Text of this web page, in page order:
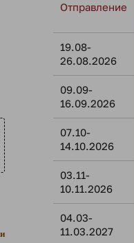
Отправление
19.08-
26.08.2026
09.09-
16.09.2026
07.10-
14.10.2026
03.11-
10.11.2026
04.03-
11.03.2027